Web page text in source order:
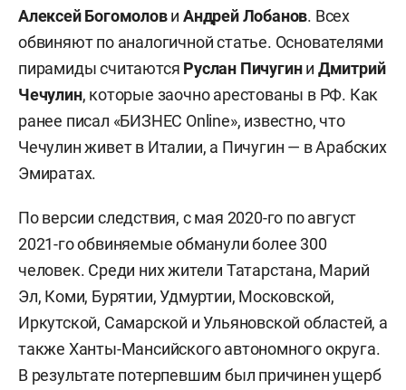
Алексей БогомоловиАндрей Лобанов. Всех
обвиняют по аналогичной статье. Основателями
пирамиды считаются Руслан Пичугини Дмитрий
Чечулин, которые заочно арестованы в РФ. Как
ранее писал «БИЗНЕС Online», известно, что
Чечулин живет в Италии, а Пичугин — в Арабских
Эмиратах.
По версии следствия, с мая 2020-го по август
2021-го обвиняемые обманули более 300
человек. Среди них жители Татарстана, Марий
Эл, Коми, Бурятии, Удмуртии, Московской,
Иркутской, Самарской и Ульяновской областей, а
также Ханты-Мансийского автономного округа.
В результате потерпевшим был причинен ущерб